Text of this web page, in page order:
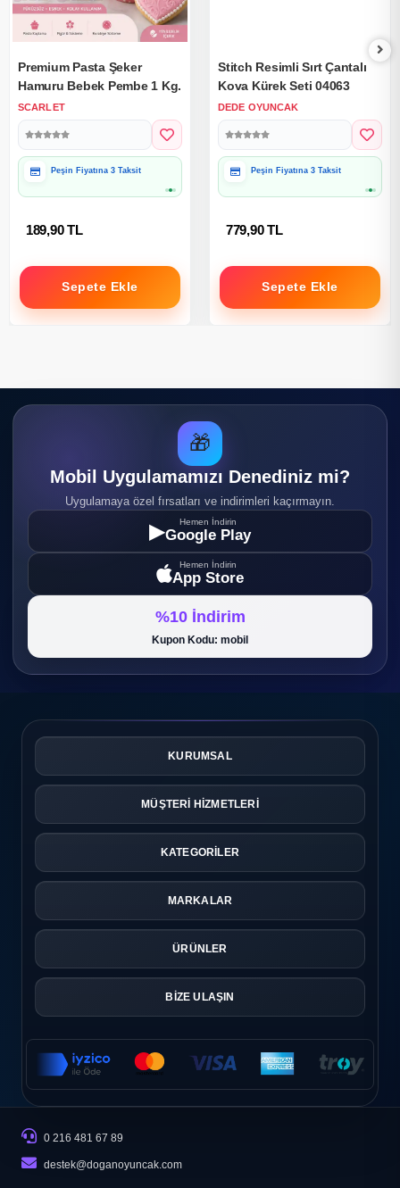
Premium Pasta Şeker
Hamuru Bebek Pembe 1 Kg.
SCARLET
Peşin Fiyatına 3 Taksit
189,90 TL
Sepete Ekle
Stitch Resimli Sırt Çantalı
Kova Kürek Seti 04063
DEDE OYUNCAK
Peşin Fiyatına 3 Taksit
779,90 TL
Sepete Ekle
🎁
Mobil Uygulamamızı Denediniz mi?
Uygulamaya özel fırsatları ve indirimleri kaçırmayın.
▶ Hemen İndirin
Google Play
Hemen İndirin
App Store
%10 İndirim
Kupon Kodu: mobil
KURUMSAL
MÜŞTERİ HİZMETLERİ
KATEGORİLER
MARKALAR
ÜRÜNLER
BİZE ULAŞIN
0 216 481 67 89
destek@doganoyuncak.com